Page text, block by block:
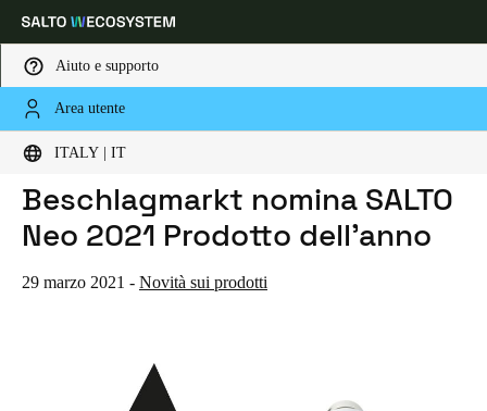
Aiuto e supporto
Area utente
ITALY | IT
Scegli la tua posizione e le impostazioni della lingua
Global Europe North America Caribbean -
Italy|Italiano
HOME
NOTIZIE
S + B SCHLOSS + BESCHLAGMARKT NOMINA SALTO NEO 2021 PRODOTTO DELL'ANNO
S + B Schloss +
Beschlagmarkt nomina SALTO
Neo 2021 Prodotto dell'anno
29 marzo 2021 - Novità sui prodotti